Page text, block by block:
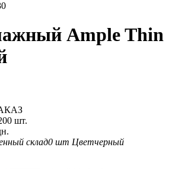
Ample Thin
шт.
склад0 шт Цветчерный